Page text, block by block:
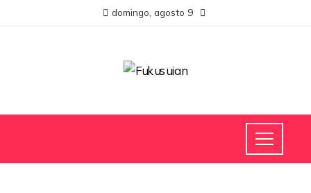
domingo, agosto 9